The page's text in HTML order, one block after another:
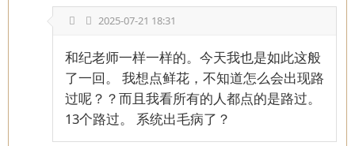
2025-07-21 18:31
和纪老师一样一样的。今天我也是如此这般
了一回。 我想点鲜花，不知道怎么会出现路
过呢？？而且我看所有的人都点的是路过。
13个路过。 系统出毛病了？